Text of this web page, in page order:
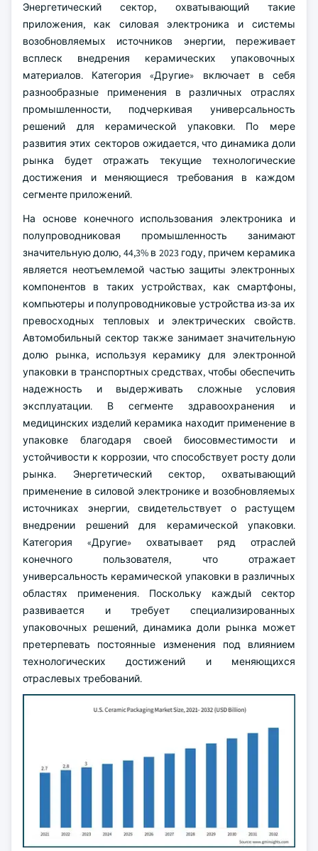
Энергетический сектор, охватывающий такие
приложения, как силовая электроника и системы
возобновляемых источников энергии, переживает
всплеск внедрения керамических упаковочных
материалов. Категория «Другие» включает в себя
разнообразные применения в различных отраслях
промышленности, подчеркивая универсальность
решений для керамической упаковки. По мере
развития этих секторов ожидается, что динамика доли
рынка будет отражать текущие технологические
достижения и меняющиеся требования в каждом
сегменте приложений.
На основе конечного использования электроника и
полупроводниковая промышленность занимают
значительную долю, 44,3% в 2023 году, причем керамика
является неотъемлемой частью защиты электронных
компонентов в таких устройствах, как смартфоны,
компьютеры и полупроводниковые устройства из-за их
превосходных тепловых и электрических свойств.
Автомобильный сектор также занимает значительную
долю рынка, используя керамику для электронной
упаковки в транспортных средствах, чтобы обеспечить
надежность и выдерживать сложные условия
эксплуатации. В сегменте здравоохранения и
медицинских изделий керамика находит применение в
упаковке благодаря своей биосовместимости и
устойчивости к коррозии, что способствует росту доли
рынка. Энергетический сектор, охватывающий
применение в силовой электронике и возобновляемых
источниках энергии, свидетельствует о растущем
внедрении решений для керамической упаковки.
Категория «Другие» охватывает ряд отраслей
конечного пользователя, что отражает
универсальность керамической упаковки в различных
областях применения. Поскольку каждый сектор
развивается и требует специализированных
упаковочных решений, динамика доли рынка может
претерпевать постоянные изменения под влиянием
технологических достижений и меняющихся
отраслевых требований.